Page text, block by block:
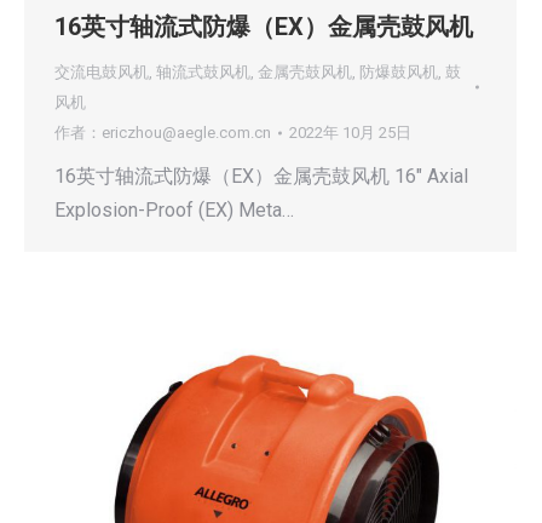
16英寸轴流式防爆（EX）金属壳鼓风机
交流电鼓风机, 轴流式鼓风机, 金属壳鼓风机, 防爆鼓风机, 鼓
风机
作者： ericzhou@aegle.com.cn 2022年 10月 25日
16英寸轴流式防爆（EX）金属壳鼓风机 16″ Axial
Explosion-Proof (EX) Meta…